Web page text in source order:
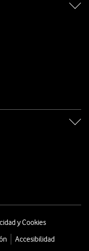
y Cookies
Accesibilidad